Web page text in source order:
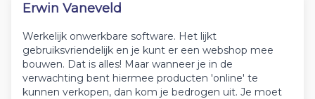
Erwin Vaneveld
Werkelijk onwerkbare software. Het lijkt
gebruiksvriendelijk en je kunt er een webshop mee
bouwen. Dat is alles! Maar wanneer je in de
verwachting bent hiermee producten 'online' te
kunnen verkopen, dan kom je bedrogen uit. Je moet